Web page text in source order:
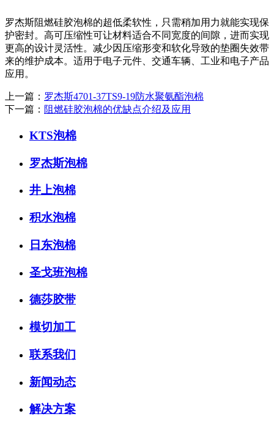
罗杰斯阻燃硅胶泡棉的超低柔软性，只需稍加用力就能实现保
护密封。高可压缩性可让材料适合不同宽度的间隙，进而实现
更高的设计灵活性。减少因压缩形变和软化导致的垫圈失效带
来的维护成本。适用于电子元件、交通车辆、工业和电子产品
应用。
上一篇： 罗杰斯4701-37TS9-19防水聚氨酯泡棉
下一篇： 阻燃硅胶泡棉的优缺点介绍及应用
KTS泡棉
罗杰斯泡棉
井上泡棉
积水泡棉
日东泡棉
圣戈班泡棉
德莎胶带
模切加工
联系我们
新闻动态
解决方案